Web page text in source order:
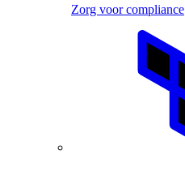
Zorg voor compliance